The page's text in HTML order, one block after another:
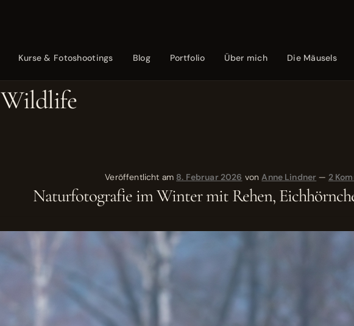
Kurse & Fotoshootings Blog Portfolio Über mich Die Mäusels
Wildlife
Veröffentlicht am 8. Februar 2026 vonAnne Lindner — 2
Naturfotografie im Winter mit Rehen,